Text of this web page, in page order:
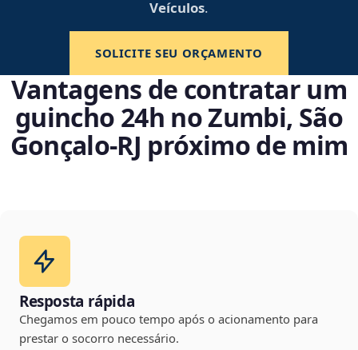
Veículos.
SOLICITE SEU ORÇAMENTO
Vantagens de contratar um
guincho 24h no Zumbi, São
Gonçalo‑RJ próximo de mim
Resposta rápida
Chegamos em pouco tempo após o acionamento para
prestar o socorro necessário.